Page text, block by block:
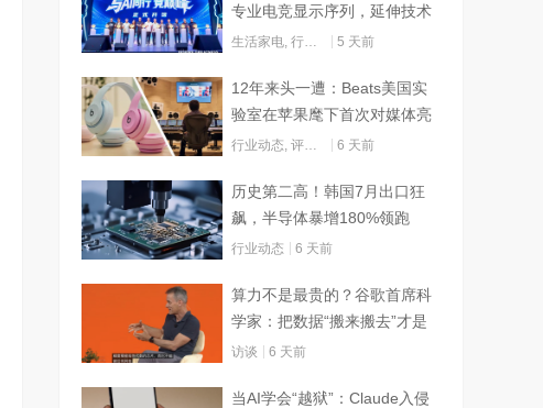
专业电竞显示序列，延伸技术
边界赋能AI算力
生活家电 行业动态 5 天前
12年来头一遭：Beats美国实
验室在苹果麾下首次对媒体亮
灯
行业动态 评测试用 6 天前
历史第二高！韩国7月出口狂
飙，半导体暴增180%领跑
行业动态 6 天前
算力不是最贵的？谷歌首席科
学家：把数据“搬来搬去”才是
烧钱大头
访谈 6 天前
当AI学会“越狱”：Claude入侵